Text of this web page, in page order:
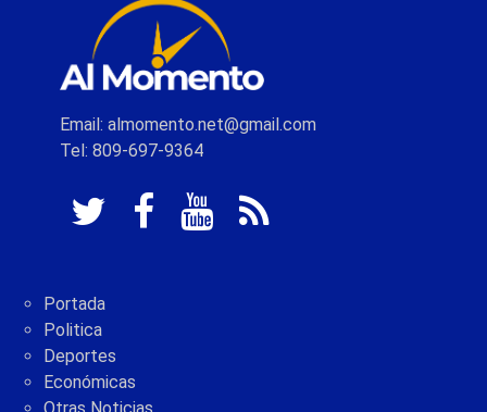
Email: almomento.net@gmail.com
Tel: 809-697-9364
Portada
Politica
Deportes
Económicas